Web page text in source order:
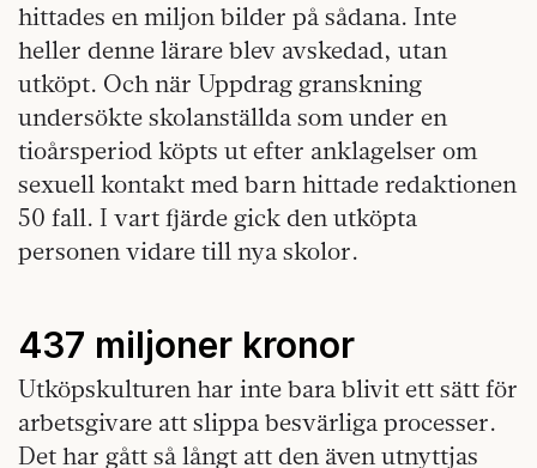
hittades en miljon bilder på sådana. Inte
heller denne lärare blev avskedad, utan
utköpt. Och när Uppdrag granskning
undersökte skolanställda som under en
tioårsperiod köpts ut efter anklagelser om
sexuell kontakt med barn hittade redaktionen
50 fall. I vart fjärde gick den utköpta
personen vidare till nya skolor.
437 miljoner kronor
Utköpskulturen har inte bara blivit ett sätt för
arbetsgivare att slippa besvärliga processer.
Det har gått så långt att den även utnyttjas